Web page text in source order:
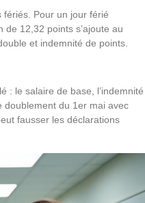
Pour un jour férié
12,32 points s’ajoute au
et indemnité de points.
: le salaire de base, l’indemnité
doublement du 1er mai avec
fausser les déclarations